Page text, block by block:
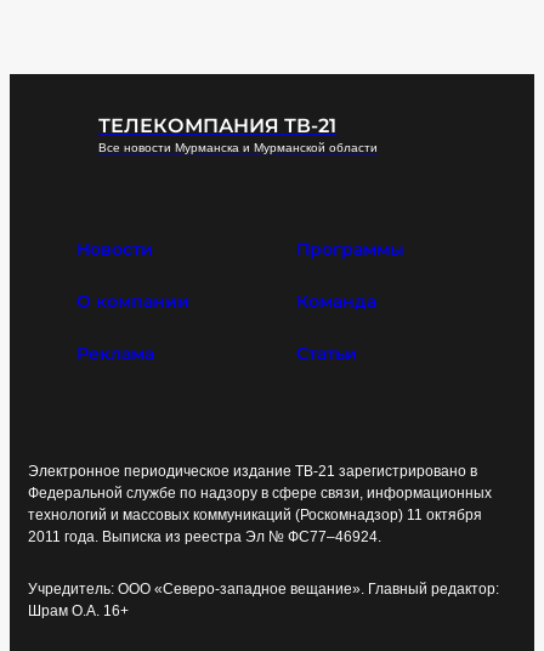
ТЕЛЕКОМПАНИЯ ТВ-21
Все новости Мурманска и Мурманской области
Новости Программы
О компании Команда
Реклама Статьи
Электронное периодическое издание ТВ-21 зарегистрировано в
Федеральной службе по надзору в сфере связи, информационных
технологий и массовых коммуникаций (Роскомнадзор) 11 октября
2011 года. Выписка из реестра Эл № ФС77–46924.
Учредитель: ООО «Северо-западное вещание». Главный редактор:
Шрам О.А. 16+